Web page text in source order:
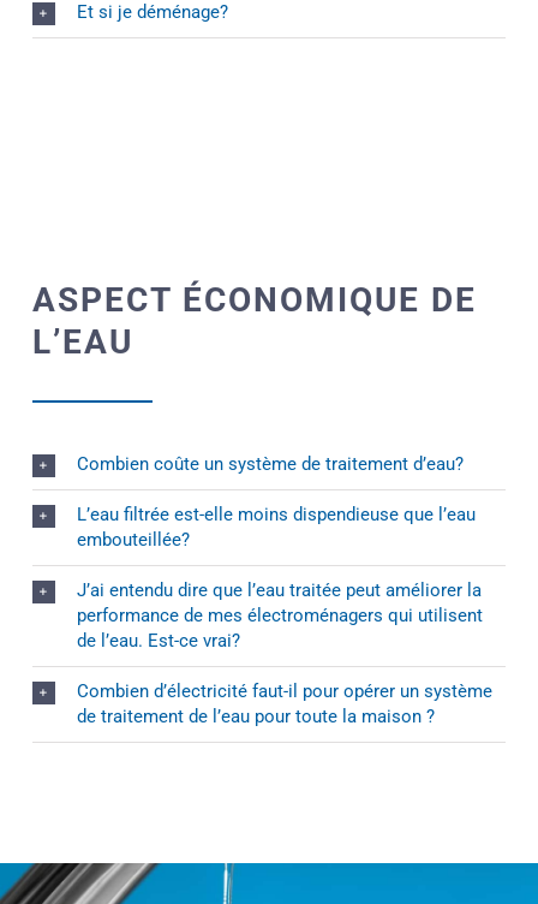
Et si je déménage?
ASPECT ÉCONOMIQUE DE
L’EAU
Combien coûte un système de traitement d’eau?
L’eau filtrée est-elle moins dispendieuse que l’eau
embouteillée?
J’ai entendu dire que l’eau traitée peut améliorer la
performance de mes électroménagers qui utilisent
de l’eau. Est-ce vrai?
Combien d’électricité faut-il pour opérer un système
de traitement de l’eau pour toute la maison ?